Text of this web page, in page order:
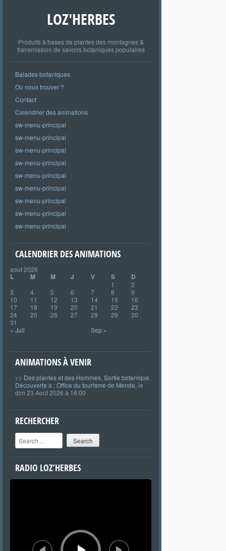
LOZ'HERBES
Produits à bases de plantes des montagnes &
transmission de savoirs botaniques populaires
Balades botaniques
Où nous trouver ?
Contact
Calendrier des animations
sw-menu-principal
sw-menu-principal
sw-menu-principal
sw-menu-principal
sw-menu-principal
sw-menu-principal
sw-menu-principal
sw-menu-principal
sw-menu-principal
CALENDRIER DES ANIMATIONS
août 2026
L M M J V S D
1
2
3
4 5 6 7 8
9
10
11 12 13 14 15
16
17
18 19 20 21 22
23
24
25 26 27 28 29
30
31
« Juil
Sep »
ANIMATIONS À VENIR
>> Des plantes et des Hommes Sortie botanique
Découverte à :Office du tourisme de Mende , le
dim 23 Août 2026 à 16:00
RECHERCHER
Search
RADIO LOZ’HERBES
Lecteur